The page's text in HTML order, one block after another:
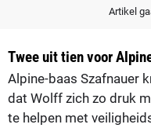
Artikel
Twee uit tien voor
Alpine-baas Szafnauer
dat Wolff zich zo druk
te helpen met